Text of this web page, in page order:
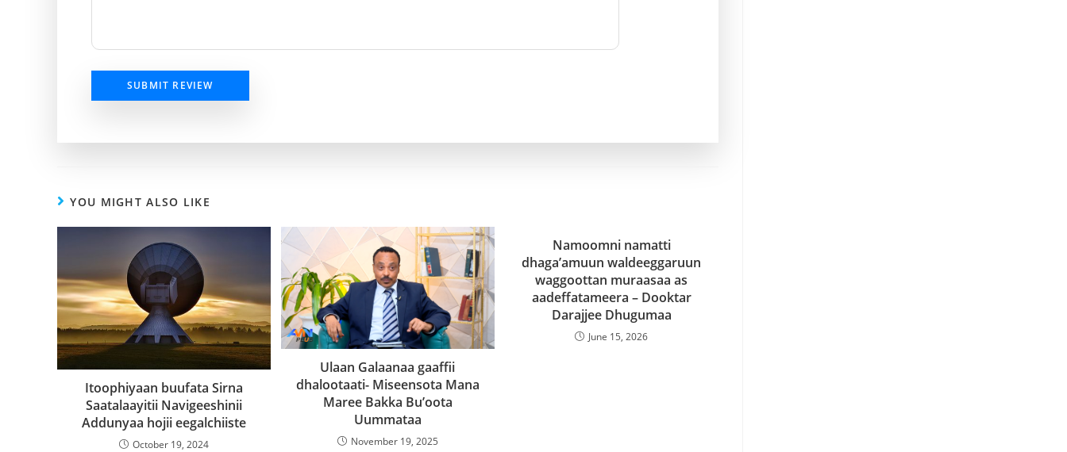
SUBMIT REVIEW
YOU MIGHT ALSO LIKE
Itoophiyaan buufata Sirna
Saatalaayitii Navigeeshinii
Addunyaa hojii eegalchiiste
October 19, 2024
Ulaan Galaanaa gaaffii
dhalootaati- Miseensota Mana
Maree Bakka Bu’oota
Uummataa
November 19, 2025
Namoomni namatti
dhaga’amuun waldeeggaruun
waggoottan muraasaa as
aadeffatameera – Dooktar
Darajjee Dhugumaa
June 15, 2026